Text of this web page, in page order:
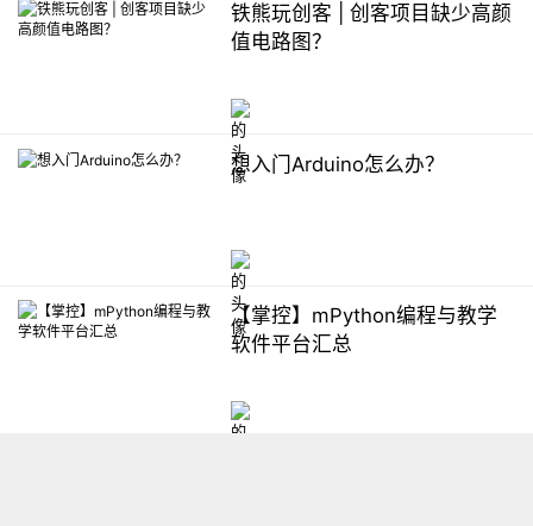
铁熊玩创客 | 创客项目缺少高颜
值电路图？
想入门Arduino怎么办？
【掌控】mPython编程与教学
软件平台汇总